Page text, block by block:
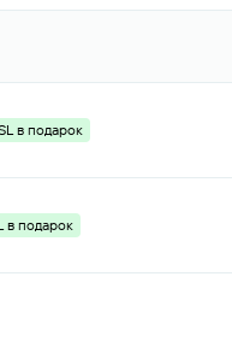
в подарок
в подарок